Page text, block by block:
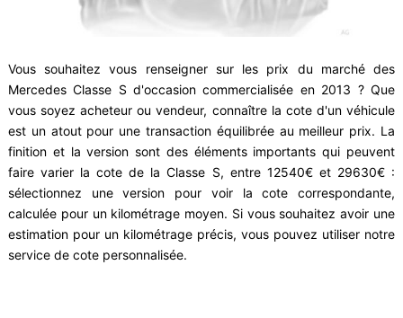
Vous souhaitez vous renseigner sur les prix du marché des
Mercedes Classe S d'occasion commercialisée en 2013 ? Que
vous soyez acheteur ou vendeur, connaître la cote d'un véhicule
est un atout pour une transaction équilibrée au meilleur prix. La
finition et la version sont des éléments importants qui peuvent
faire varier la cote de la Classe S, entre 12540€ et 29630€ :
sélectionnez une version pour voir la cote correspondante,
calculée pour un kilométrage moyen. Si vous souhaitez avoir une
estimation pour un kilométrage précis, vous pouvez utiliser notre
service de cote personnalisée.